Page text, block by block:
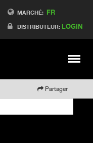
MARCHÉ: FR
DISTRIBUTEUR: LOGIN
Meny
Partager